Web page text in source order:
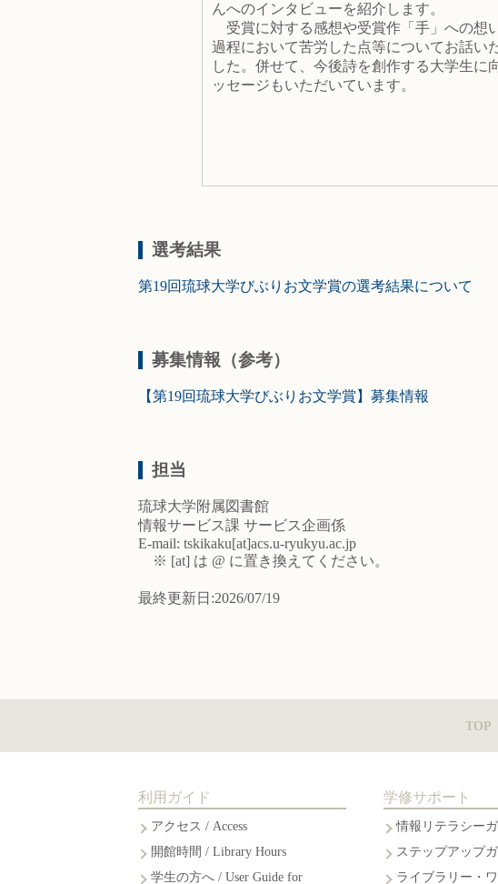
んへのインタビューを紹介します。
受賞に対する感想や受賞作「手」への想
過程において苦労した点等についてお話い
した。併せて、今後詩を創作する大学生に
ッセージもいただいています。
選考結果
第19回琉球大学びぶりお文学賞の選考結果について
募集情報（参考）
【第19回琉球大学びぶりお文学賞】募集情報
担当
琉球大学附属図書館
情報サービス課 サービス企画係
E-mail: tskikaku[at]acs.u-ryukyu.ac.jp
※ [at] は @ に置き換えてください。
最終更新日:2026/07/19
TOP
利用ガイド
アクセス / Access
開館時間 / Library Hours
学生の方へ / User Guide for
学修サポート
情報リテラシー
ステップアップ
ライブラリー・